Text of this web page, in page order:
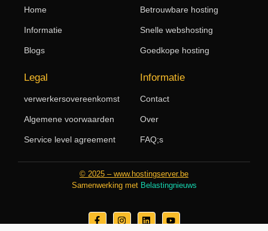
Home
Informatie
Blogs
Betrouwbare hosting
Snelle webshosting
Goedkope hosting
Legal
verwerkersovereenkomst
Algemene voorwaarden
Service level agreement
Informatie
Contact
Over
FAQ;s
© 2025 – www.hostingserver.be
Samenwerking met Belastingnieuws